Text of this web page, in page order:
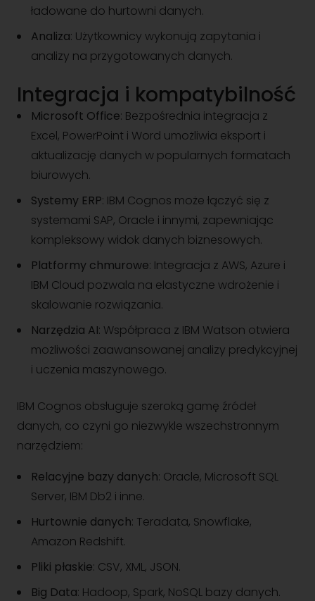
ładowane do hurtowni danych.
Analiza: Użytkownicy wykonują zapytania i
analizy na przygotowanych danych.
Integracja i kompatybilność
Microsoft Office: Bezpośrednia integracja z
Excel, PowerPoint i Word umożliwia eksport i
aktualizację danych w popularnych formatach
biurowych.
Systemy ERP: IBM Cognos może łączyć się z
systemami SAP, Oracle i innymi, zapewniając
kompleksowy widok danych biznesowych.
Platformy chmurowe: Integracja z AWS, Azure i
IBM Cloud pozwala na elastyczne wdrożenie i
skalowanie rozwiązania.
Narzędzia AI: Współpraca z IBM Watson otwiera
możliwości zaawansowanej analizy predykcyjnej
i uczenia maszynowego.
IBM Cognos obsługuje szeroką gamę źródeł
danych, co czyni go niezwykle wszechstronnym
narzędziem:
Relacyjne bazy danych: Oracle, Microsoft SQL
Server, IBM Db2 i inne.
Hurtownie danych: Teradata, Snowflake,
Amazon Redshift.
Pliki płaskie: CSV, XML, JSON.
Big Data: Hadoop, Spark, NoSQL bazy danych.